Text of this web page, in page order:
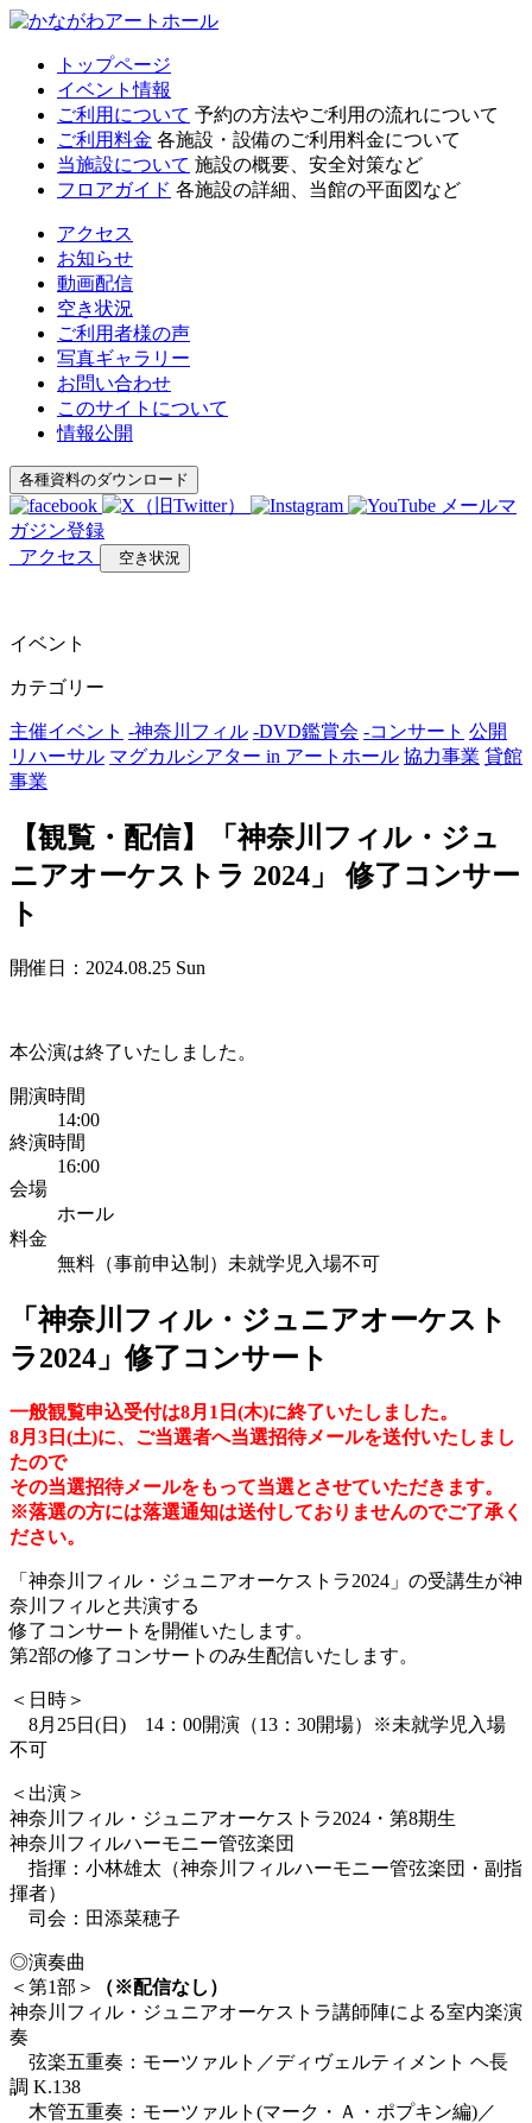
トップページ
イベント情報
ご利用について 予約の方法やご利用の流れについて
ご利用料金 各施設・設備のご利用料金について
当施設について 施設の概要、安全対策など
フロアガイド 各施設の詳細、当館の平面図など
アクセス
お知らせ
動画配信
空き状況
ご利用者様の声
写真ギャラリー
お問い合わせ
このサイトについて
情報公開
各種資料のダウンロード
メールマ
ガジン登録
アクセス
空き状況
イベント
カテゴリー
主催イベント -神奈川フィル -DVD鑑賞会 -コンサート 公開
リハーサル マグカルシアター in アートホール 協力事業 貸館
事業
【観覧・配信】「神奈川フィル・ジュ
ニアオーケストラ 2024」 修了コンサー
ト
開催日：2024.08.25 Sun
本公演は終了いたしました。
開演時間
14:00
終演時間
16:00
会場
ホール
料金
無料（事前申込制）未就学児入場不可
「神奈川フィル・ジュニアオーケスト
ラ2024」修了コンサート
一般観覧申込受付は8月1日(木)に終了いたしました。
8月3日(土)に、ご当選者へ当選招待メールを送付いたしまし
たので
その当選招待メールをもって当選とさせていただきます。
※落選の方には落選通知は送付しておりませんのでご了承く
ださい。
「神奈川フィル・ジュニアオーケストラ2024」の受講生が神
奈川フィルと共演する
修了コンサートを開催いたします。
第2部の修了コンサートのみ生配信いたします。
＜日時＞
8月25日(日) 14：00開演（13：30開場）※未就学児入場
不可
＜出演＞
神奈川フィル・ジュニアオーケストラ2024・第8期生
神奈川フィルハーモニー管弦楽団
指揮：小林雄太（神奈川フィルハーモニー管弦楽団・副指
揮者）
司会：田添菜穂子
◎演奏曲
＜第1部＞
（※配信なし）
神奈川フィル・ジュニアオーケストラ講師陣による室内楽演
奏
弦楽五重奏：モーツァルト／ディヴェルティメント ヘ長
調 K.138
木管五重奏：モーツァルト(マーク・Ａ・ポプキン編)／